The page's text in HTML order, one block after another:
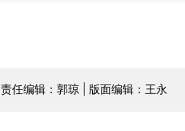
责任编辑：郭琼 | 版面编辑：王永